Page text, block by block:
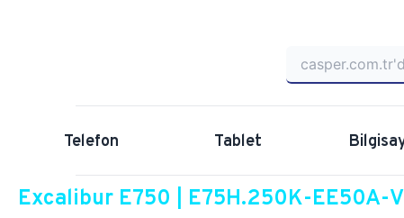
Telefon Tablet
Excalibur E750 | E75H.250K-EE50A-